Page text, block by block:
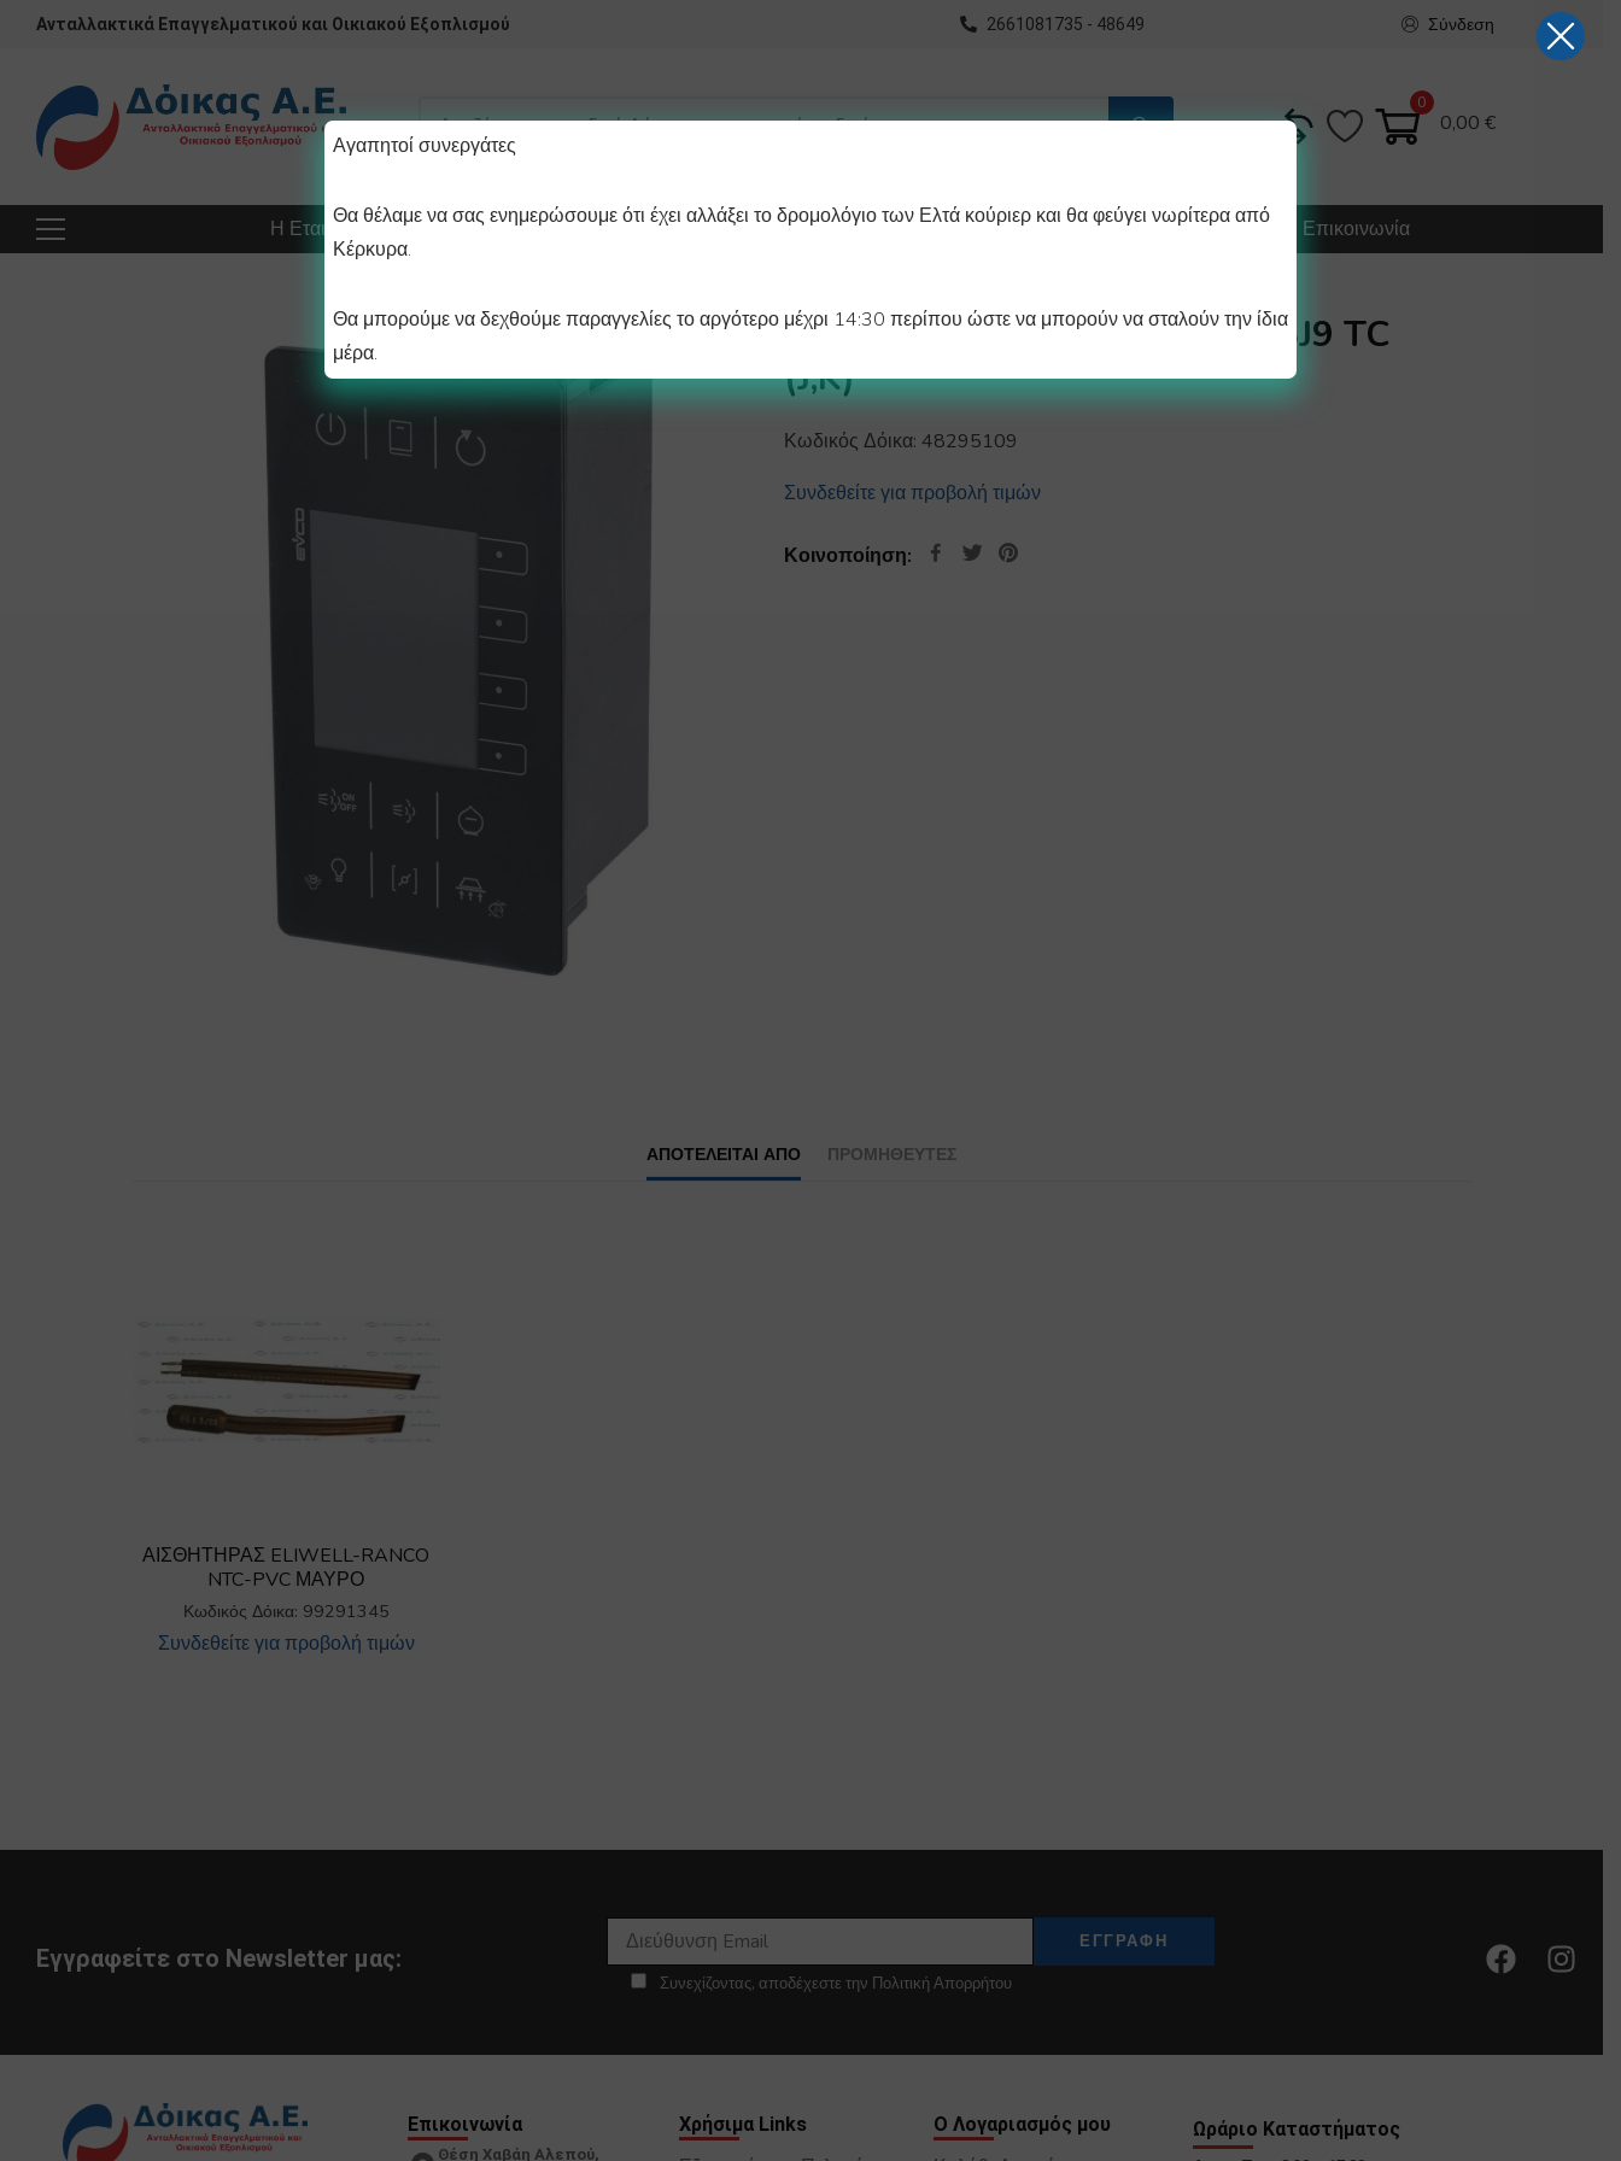
Ανταλλακτικά Επαγγελματικού και Οικιακού Εξοπλισμού 2661081735 - 48649 Σύνδεση
0
0,00€
Η Εταιρεία Προϊόντα Προχωρημένη Αναζήτηση Διαγράμματα Λάστιχα Ψυγείου Κατασκευή Οδηγίες Επικοινωνία
ΗΛΕΚΤΡΟΝΙΚΟ EVCO EV8318J9 TC
(J,K)
Κωδικός Δόικα: 48295109
Συνδεθείτε για προβολή τιμών
Κοινοποίηση:
ΑΠΟΤΕΛΕΊΤΑΙ ΑΠΌ ΠΡΟΜΗΘΕΥΤΕΣ
ΑΙΣΘΗΤΗΡΑΣ ELIWELL-RANCO
NTC-PVC ΜΑΥΡΟ
Κωδικός Δόικα: 99291345
Συνδεθείτε για προβολή τιμών
Εγγραφείτε στο Newsletter μας:
Συνεχίζοντας, αποδέχεστε την Πολιτική Απορρήτου
Επικοινωνία
Θέση Χαβάη Αλεπού,
Χρήσιμα Links Ο Λογαριασμός μου Ωράριο Καταστήματος
Αγαπητοί συνεργάτες
Θα θέλαμε να σας ενημερώσουμε ότι έχει αλλάξει το δρομολόγιο των Ελτά κούριερ και θα φεύγει νωρίτερα από
Κέρκυρα.
Θα μπορούμε να δεχθούμε παραγγελίες το αργότερο μέχρι 14:30 περίπου ώστε να μπορούν να σταλούν την ίδια
μέρα.